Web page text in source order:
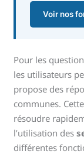
Voir nos
Pour les
les utilisateurs
propose des
communes.
résoudre
l’utilisation des
différentes